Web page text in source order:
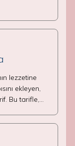
lezzetine
ekleyen,
Bu tarifle,…